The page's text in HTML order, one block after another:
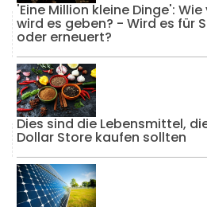
'Eine Million kleine Dinge':
wird es geben? - Wird es für
oder erneuert?
Dies sind die Lebensmittel,
Dollar Store kaufen sollten